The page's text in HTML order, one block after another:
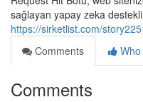
sağlayan yapay zeka
https://sirketlist.com/
Comments
Comments